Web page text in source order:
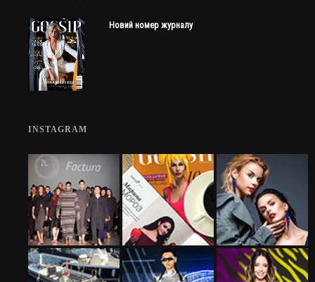
Новий номер журналу
INSTAGRAM